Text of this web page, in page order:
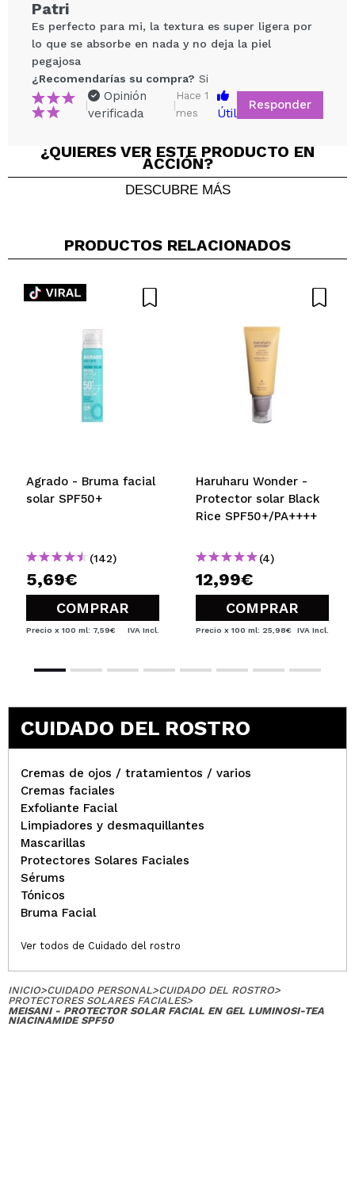
y UVB.
Textura en gel con microcápsulas que se funde al
contacto.
Aporta un acabado luminoso y sin efecto blanco.
Enriquecido con niacinamida (2 %) para iluminar y
unificar el tono.
antioxidantes.
Ligero, refrescante y no comedogénico.
Apto para todo tipo de pieles, especialmente
Compartir un vídeo o una foto
Tu vídeo podría ser el primero. Imagínatelo...
5/5
ENVIAR
Patri
Es perfecto para mi, la textura es super ligera por
lo que se absorbe en nada y no deja la piel
pegajosa
¿Recomendarías su compra? Si
|
Opinión
verificada
|
Hace 1
mes
Útil
Responder
¿QUIERES VER ESTE PRODUCTO EN
ACCIÓN?
DESCUBRE MÁS
PRODUCTOS RELACIONADOS
Agrado - Bruma facial
solar SPF50+
(142)
5,69€
COMPRAR
Precio x 100 ml: 7,59€ IVA Incl.
Haruharu Wonder -
Protector solar Black
Rice SPF50+/PA++++
(4)
12,99€
COMPRAR
Precio x 100 ml: 25,98€ IVA Incl.
CUIDADO DEL ROSTRO
Cremas de ojos / tratamientos / varios
Cremas faciales
Exfoliante Facial
Limpiadores y desmaquillantes
Mascarillas
Protectores Solares Faciales
Sérums
Tónicos
Bruma Facial
Ver todos de Cuidado del rostro
INICIO>CUIDADO PERSONAL>CUIDADO DEL ROSTRO>
PROTECTORES SOLARES FACIALES>
MEISANI - PROTECTOR SOLAR FACIAL EN GEL LUMINOSI-TEA
NIACINAMIDE SPF50